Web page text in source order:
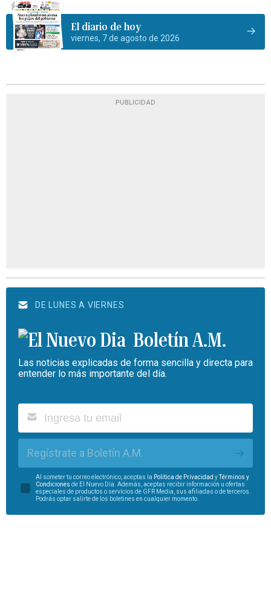
El diario de hoy
viernes, 7 de agosto de 2026
PUBLICIDAD
DE LUNES A VIERNES
Boletín A.M.
Las noticias explicadas de forma sencilla y directa para
entender lo más importante del día.
Regístrate a Boletín A.M.
Al someter tu correo electrónico, aceptas la Política de Privacidad yTérminos y
Condiciones de El Nuevo Día. Además, aceptas recibir información u ofertas
especiales de productos o servicios de GFR Media, sus afiliadas o de terceros.
Podrás optar salirte de los boletines en cualquier momento.